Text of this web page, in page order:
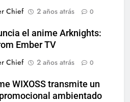
Chief
2 años atrás 0
el anime Arknights:
Ember TV
Chief
2 años atrás 0
WIXOSS transmite un
ambientado